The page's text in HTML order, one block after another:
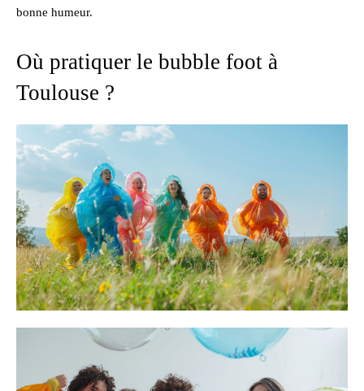
bonne humeur.
Où pratiquer le bubble foot à
Toulouse ?